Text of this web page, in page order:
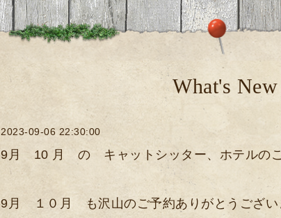
What's New
2023-09-06 22:30:00
9月 10 月 の キャットシッター、ホテルの
9月 １０月 も沢山のご予約ありがとうござい